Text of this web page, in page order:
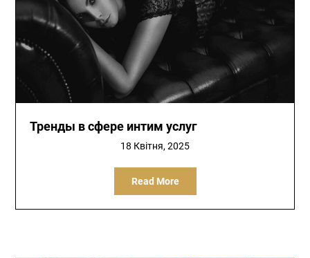
Тренды в сфере интим услуг
18 Квітня, 2025
Read More